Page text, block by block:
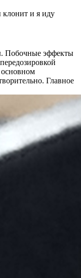
клонит и я иду
Побочные эффекты
Главное